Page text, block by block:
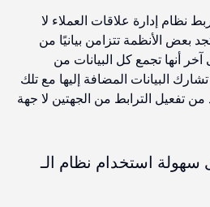
نظام إدارة علاقات العملاء لا
بعض الأنظمة تتزامن بيانيًا من
أنها تجمع كل البيانات من
تشارك البيانات المضافة إليها مع تلك
من تفعيل الترابط من الجهتين لا جهة
استخدام نظام الـ